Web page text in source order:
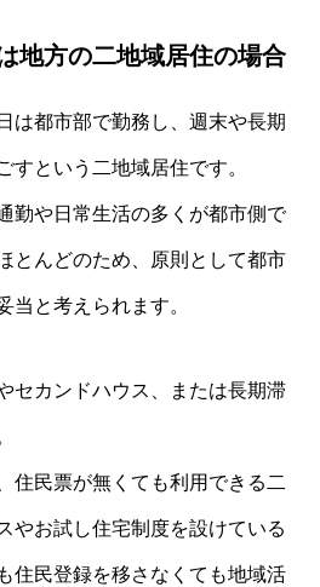
地方の二地域居住の場合
は都市部で勤務し、週末や長期
すという二地域居住です。
勤や日常生活の多くが都市側で
とんどのため、原則として都市
当と考えられます。
セカンドハウス、または長期滞
住民票が無くても利用できる二
やお試し住宅制度を設けている
住民登録を移さなくても地域活